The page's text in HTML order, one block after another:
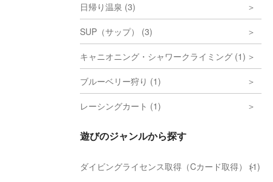
日帰り温泉 (3)
SUP（サップ） (3)
キャニオニング・シャワークライミング (1)
ブルーベリー狩り (1)
レーシングカート (1)
遊びのジャンルから探す
ダイビングライセンス取得（Cカード取得） (1)